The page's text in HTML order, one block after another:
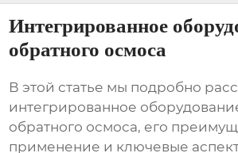
Интегрированное
обратного осмоса
В этой статье мы подробно
интегрированное
обратного осмоса, его
применение и ключевые